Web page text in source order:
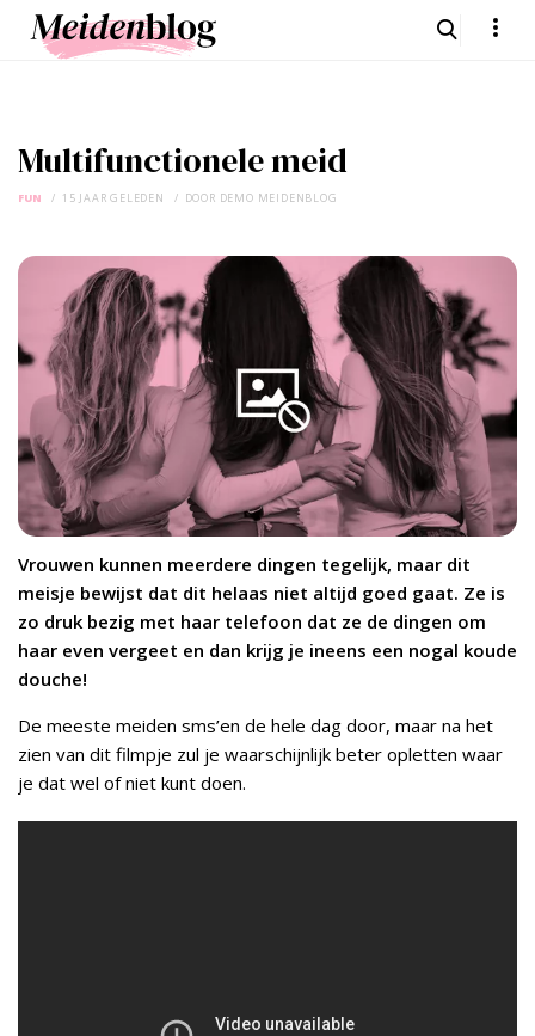
Multifunctionele meid
FUN 15 JAAR GELEDEN DOOR DEMO MEIDENBLOG
Vrouwen kunnen meerdere dingen tegelijk, maar dit
meisje bewijst dat dit helaas niet altijd goed gaat. Ze is
zo druk bezig met haar telefoon dat ze de dingen om
haar even vergeet en dan krijg je ineens een nogal koude
douche!
De meeste meiden sms’en de hele dag door, maar na het
zien van dit filmpje zul je waarschijnlijk beter opletten waar
je dat wel of niet kunt doen.